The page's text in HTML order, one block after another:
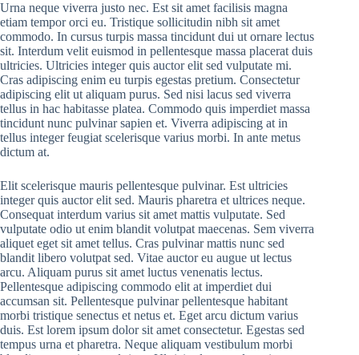
Urna neque viverra justo nec. Est sit amet facilisis magna
etiam tempor orci eu. Tristique sollicitudin nibh sit amet
commodo. In cursus turpis massa tincidunt dui ut ornare lectus
sit. Interdum velit euismod in pellentesque massa placerat duis
ultricies. Ultricies integer quis auctor elit sed vulputate mi.
Cras adipiscing enim eu turpis egestas pretium. Consectetur
adipiscing elit ut aliquam purus. Sed nisi lacus sed viverra
tellus in hac habitasse platea. Commodo quis imperdiet massa
tincidunt nunc pulvinar sapien et. Viverra adipiscing at in
tellus integer feugiat scelerisque varius morbi. In ante metus
dictum at.
Elit scelerisque mauris pellentesque pulvinar. Est ultricies
integer quis auctor elit sed. Mauris pharetra et ultrices neque.
Consequat interdum varius sit amet mattis vulputate. Sed
vulputate odio ut enim blandit volutpat maecenas. Sem viverra
aliquet eget sit amet tellus. Cras pulvinar mattis nunc sed
blandit libero volutpat sed. Vitae auctor eu augue ut lectus
arcu. Aliquam purus sit amet luctus venenatis lectus.
Pellentesque adipiscing commodo elit at imperdiet dui
accumsan sit. Pellentesque pulvinar pellentesque habitant
morbi tristique senectus et netus et. Eget arcu dictum varius
duis. Est lorem ipsum dolor sit amet consectetur. Egestas sed
tempus urna et pharetra. Neque aliquam vestibulum morbi